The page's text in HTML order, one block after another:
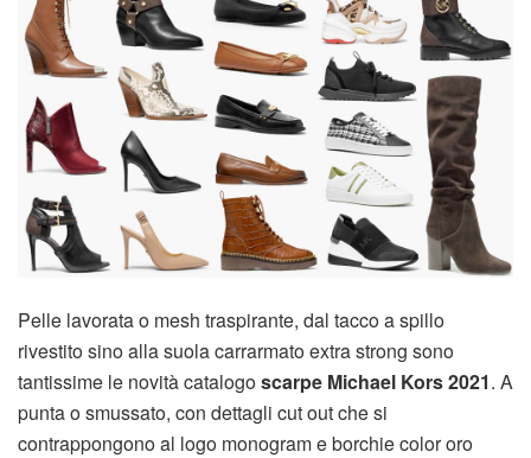
Pelle lavorata o mesh traspirante, dal tacco a spillo
rivestito sino alla suola carrarmato extra strong sono
tantissime le novità catalogoscarpe Michael Kors 2021. A
punta o smussato, con dettagli cut out che si
contrappongono al logo monogram e borchie color oro